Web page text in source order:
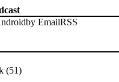
by EmailRSS
(51)